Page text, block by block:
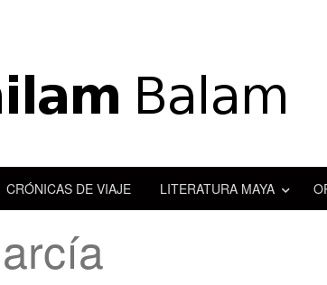
CRÓNICAS DE VIAJE LITERATURA MAYA